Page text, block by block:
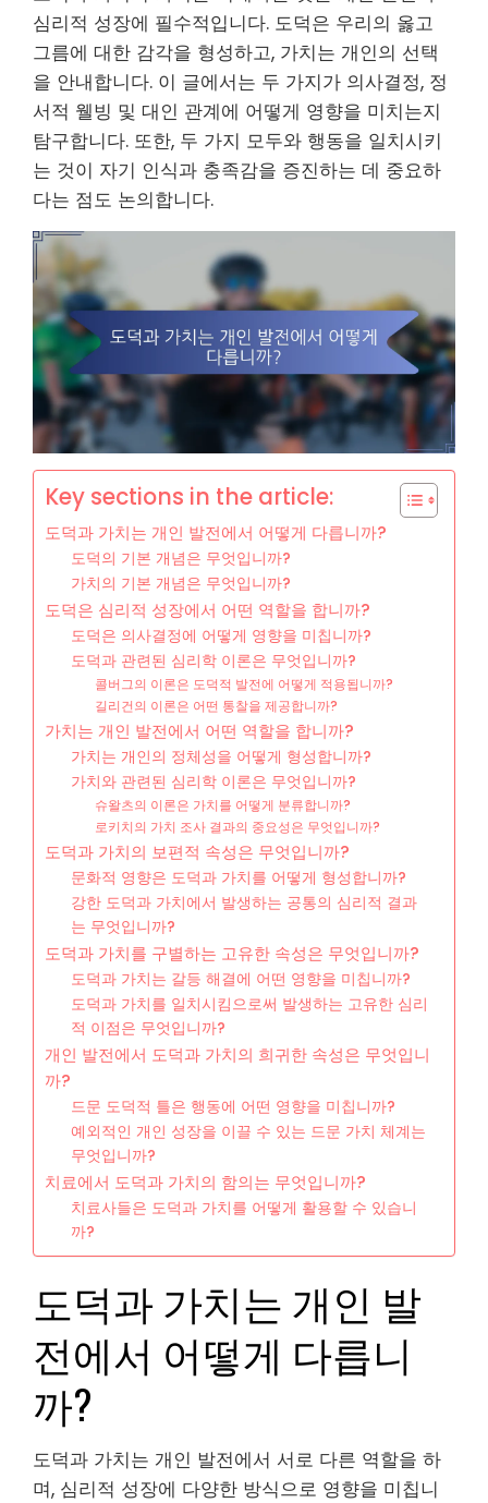
심리적 성장에 필수적입니다. 도덕은 우리의 옳고
그름에 대한 감각을 형성하고, 가치는 개인의 선택
을 안내합니다. 이 글에서는 두 가지가 의사결정, 정
서적 웰빙 및 대인 관계에 어떻게 영향을 미치는지
탐구합니다. 또한, 두 가지 모두와 행동을 일치시키
는 것이 자기 인식과 충족감을 증진하는 데 중요하
다는 점도 논의합니다.
Key sections in the article:
도덕과 가치는 개인 발전에서 어떻게 다릅니까?
도덕의 기본 개념은 무엇입니까?
가치의 기본 개념은 무엇입니까?
도덕은 심리적 성장에서 어떤 역할을 합니까?
도덕은 의사결정에 어떻게 영향을 미칩니까?
도덕과 관련된 심리학 이론은 무엇입니까?
콜버그의 이론은 도덕적 발전에 어떻게 적용됩니까?
길리건의 이론은 어떤 통찰을 제공합니까?
가치는 개인 발전에서 어떤 역할을 합니까?
가치는 개인의 정체성을 어떻게 형성합니까?
가치와 관련된 심리학 이론은 무엇입니까?
슈왈츠의 이론은 가치를 어떻게 분류합니까?
로키치의 가치 조사 결과의 중요성은 무엇입니까?
도덕과 가치의 보편적 속성은 무엇입니까?
문화적 영향은 도덕과 가치를 어떻게 형성합니까?
강한 도덕과 가치에서 발생하는 공통의 심리적 결과
는 무엇입니까?
도덕과 가치를 구별하는 고유한 속성은 무엇입니까?
도덕과 가치는 갈등 해결에 어떤 영향을 미칩니까?
도덕과 가치를 일치시킴으로써 발생하는 고유한 심리
적 이점은 무엇입니까?
개인 발전에서 도덕과 가치의 희귀한 속성은 무엇입니
까?
드문 도덕적 틀은 행동에 어떤 영향을 미칩니까?
예외적인 개인 성장을 이끌 수 있는 드문 가치 체계는
무엇입니까?
치료에서 도덕과 가치의 함의는 무엇입니까?
치료사들은 도덕과 가치를 어떻게 활용할 수 있습니
까?
도덕과 가치는 개인 발
전에서 어떻게 다릅니
까?
도덕과 가치는 개인 발전에서 서로 다른 역할을 하
며, 심리적 성장에 다양한 방식으로 영향을 미칩니